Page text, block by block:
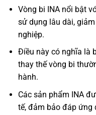
Vòng bi INA nổi bật
sử dụng lâu dài,
nghiệp.
Điều này có nghĩa là
thay thế vòng bi
hành.
Các sản phẩm INA
tế, đảm bảo đáp ứng